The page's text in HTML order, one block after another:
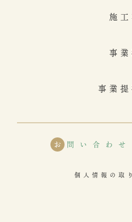
施
事
事業
お 問い合わ
個人情報の取